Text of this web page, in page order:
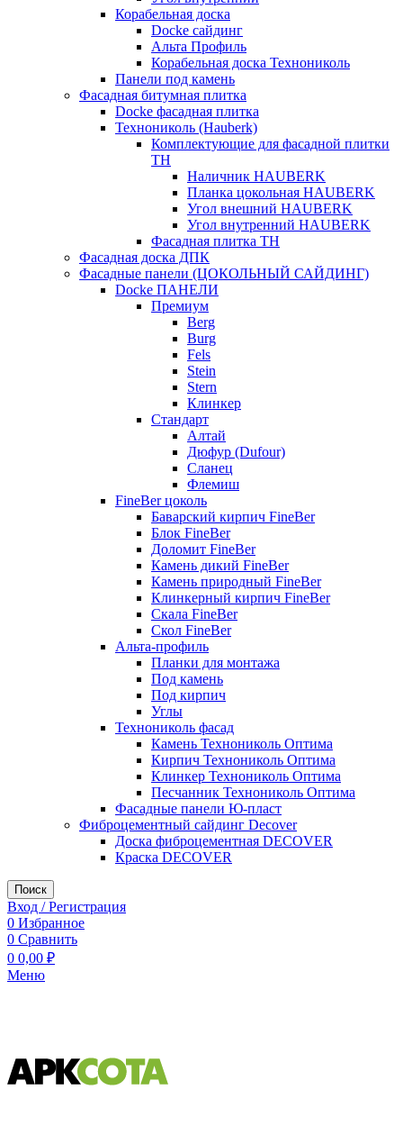
Корабельная доска
Docke сайдинг
Альта Профиль
Корабельная доска Технониколь
Панели под камень
Фасадная битумная плитка
Docke фасадная плитка
Технониколь (Hauberk)
Комплектующие для фасадной плитки
ТН
Наличник HAUBERK
Планка цокольная HAUBERK
Угол внешний HAUBERK
Угол внутренний HAUBERK
Фасадная плитка ТН
Фасадная доска ДПК
Фасадные панели (ЦОКОЛЬНЫЙ САЙДИНГ)
Docke ПАНЕЛИ
Премиум
Berg
Burg
Fels
Stein
Stern
Клинкер
Стандарт
Алтай
Дюфур (Dufour)
Сланец
Флемиш
FineBer цоколь
Баварский кирпич FineBer
Блок FineBer
Доломит FineBer
Камень дикий FineBer
Камень природный FineBer
Клинкерный кирпич FineBer
Скала FineBer
Скол FineBer
Альта-профиль
Планки для монтажа
Под камень
Под кирпич
Углы
Технониколь фасад
Камень Технониколь Оптима
Кирпич Технониколь Оптима
Клинкер Технониколь Оптима
Песчанник Технониколь Оптима
Фасадные панели Ю-пласт
Фиброцементный сайдинг Decover
Доска фиброцементная DECOVER
Краска DECOVER
Поиск
Вход / Регистрация
0 Избранное
0 Сравнить
0 0,00 ₽
Меню